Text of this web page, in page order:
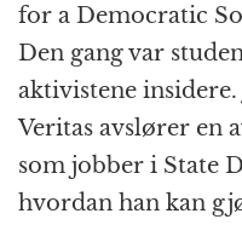
for a Democratic
Den gang var
aktivistene insidere.
Veritas avslører en
som jobber i State
hvordan han kan